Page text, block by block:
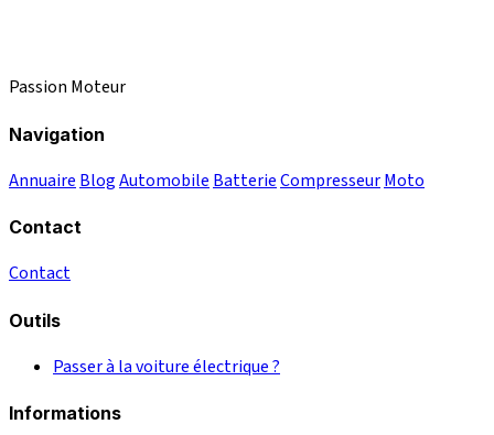
Passion Moteur
Navigation
Annuaire BlogAutomobile BatterieCompresseurMoto
Contact
Contact
Outils
Passer à la voiture électrique ?
Informations